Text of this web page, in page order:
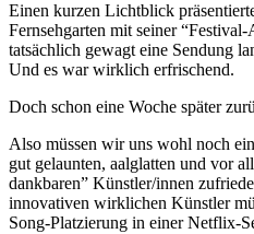
Einen kurzen Lichtblick
Fernsehgarten mit seiner
tatsächlich gewagt eine Sendung
Und es war wirklich erfrischend.
Doch schon eine Woche später
Also müssen wir uns wohl noch
gut gelaunten, aalglatten und vor
dankbaren” Künstler/innen
innovativen wirklichen Künstler
Song-Platzierung in einer Netflix-